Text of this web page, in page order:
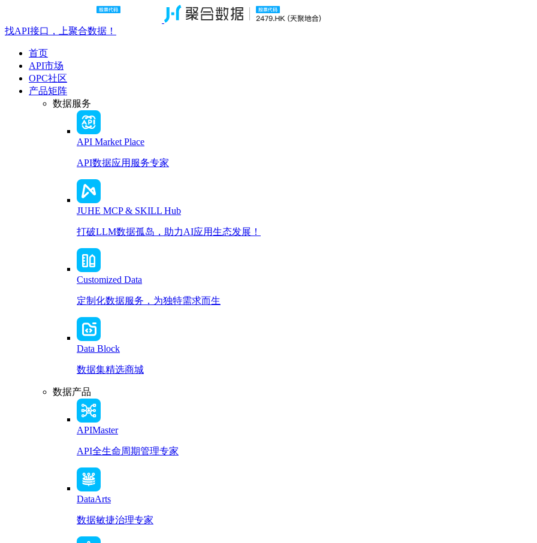
找API接口，上聚合数据！
首页
API市场
OPC社区
产品矩阵
数据服务
API Market Place
API数据应用服务专家
JUHE MCP & SKILL Hub
打破LLM数据孤岛，助力AI应用生态发展！
Customized Data
定制化数据服务，为独特需求而生
Data Block
数据集精选商城
数据产品
APIMaster
API全生命周期管理专家
DataArts
数据敏捷治理专家